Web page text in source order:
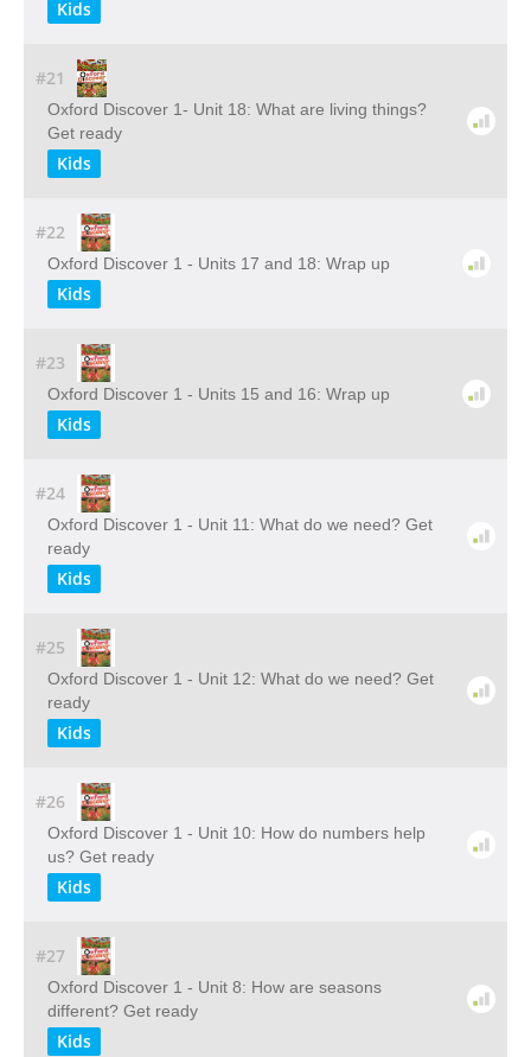
Kids
#21
Oxford Discover 1- Unit 18: What are living things?
Get ready
Kids
#22
Oxford Discover 1 - Units 17 and 18: Wrap up
Kids
#23
Oxford Discover 1 - Units 15 and 16: Wrap up
Kids
#24
Oxford Discover 1 - Unit 11: What do we need? Get
ready
Kids
#25
Oxford Discover 1 - Unit 12: What do we need? Get
ready
Kids
#26
Oxford Discover 1 - Unit 10: How do numbers help
us? Get ready
Kids
#27
Oxford Discover 1 - Unit 8: How are seasons
different? Get ready
Kids